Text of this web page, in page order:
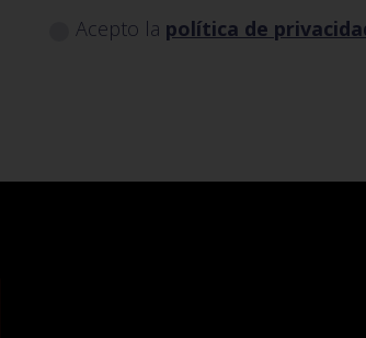
Acepto la política de